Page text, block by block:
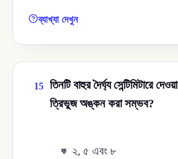
ব্যাখ্যা দেখুন
15 তিনটি বাহুর দৈর্ঘ্য সেন্টিমিটারে
ত্রিভুজ অঙ্কন করা সম্ভব?
ক ২, ৫ এবং ৮